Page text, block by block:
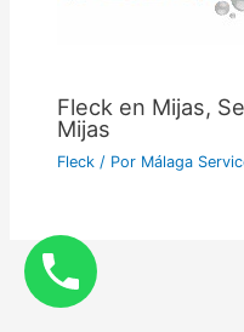
Fleck en Mijas,
Mijas
Fleck / Por Málaga